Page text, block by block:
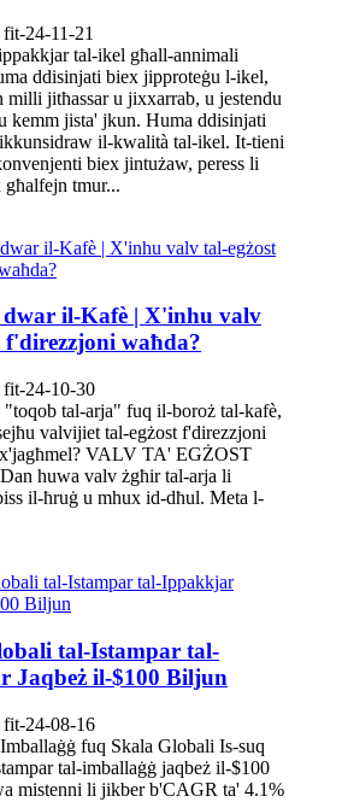
24-11-21
tal-ikel għall-annimali
ddisinjati biex jipproteġu l-ikel,
milli jitħassar u jixxarrab, u jestendu
kemm jista' jkun. Huma ddisinjati
il-kwalità tal-ikel. It-tieni
biex jintużaw, peress li
għalfejn tmur...
il-Kafè | X'inhu valv
f'direzzjoni waħda?
24-10-30
"toqob tal-arja" fuq il-boroż tal-kafè,
valvijiet tal-egżost f'direzzjoni
VALV TA' EGŻOST
huwa valv żgħir tal-arja li
il-ħruġ u mhux id-dħul. Meta l-
tal-Istampar tal-
Jaqbeż il-$100 Biljun
24-08-16
fuq Skala Globali Is-suq
tal-imballaġġ jaqbeż il-$100
mistenni li jikber b'CAGR ta' 4.1%